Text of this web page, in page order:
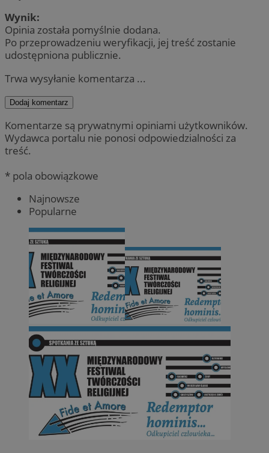
Wynik:
Opinia została pomyślnie dodana.
Po przeprowadzeniu weryfikacji, jej treść zostanie
udostępniona publicznie.
Trwa wysyłanie komentarza ...
Dodaj komentarz
Komentarze są prywatnymi opiniami użytkowników.
Wydawca portalu nie ponosi odpowiedzialności za
treść.
* pola obowiązkowe
Najnowsze
Popularne